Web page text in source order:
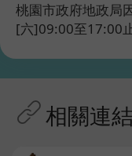
桃園市政府地政局
[六]09:00至17:00
相關連結